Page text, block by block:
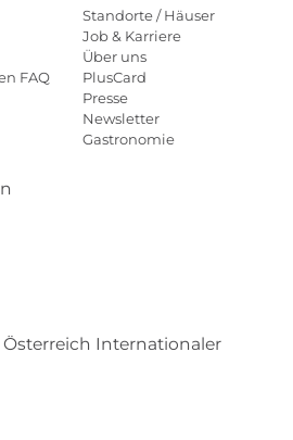
FAQ
Standorte / Häuser
Job & Karriere
Über uns
PlusCard
Presse
Newsletter
Gastronomie
Österreich Internationaler